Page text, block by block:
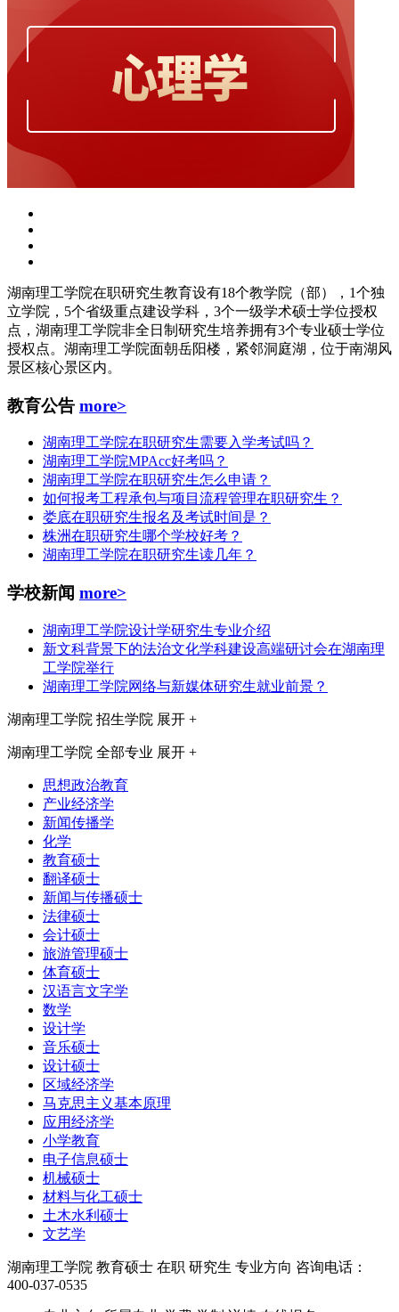
湖南理工学院在职研究生教育设有18个教学院（部），1个独
立学院，5个省级重点建设学科，3个一级学术硕士学位授权
点，湖南理工学院非全日制研究生培养拥有3个专业硕士学位
授权点。湖南理工学院面朝岳阳楼，紧邻洞庭湖，位于南湖风
景区核心景区内。
教育公告 more>
湖南理工学院在职研究生需要入学考试吗？
湖南理工学院MPAcc好考吗？
湖南理工学院在职研究生怎么申请？
如何报考工程承包与项目流程管理在职研究生？
娄底在职研究生报名及考试时间是？
株洲在职研究生哪个学校好考？
湖南理工学院在职研究生读几年？
学校新闻 more>
湖南理工学院设计学研究生专业介绍
新文科背景下的法治文化学科建设高端研讨会在湖南理
工学院举行
湖南理工学院网络与新媒体研究生就业前景？
湖南理工学院 招生学院 展开 +
湖南理工学院 全部专业 展开 +
思想政治教育
产业经济学
新闻传播学
化学
教育硕士
翻译硕士
新闻与传播硕士
法律硕士
会计硕士
旅游管理硕士
体育硕士
汉语言文字学
数学
设计学
音乐硕士
设计硕士
区域经济学
马克思主义基本原理
应用经济学
小学教育
电子信息硕士
机械硕士
材料与化工硕士
土木水利硕士
文艺学
湖南理工学院 教育硕士 在职 研究生 专业方向 咨询电话：
400-037-0535